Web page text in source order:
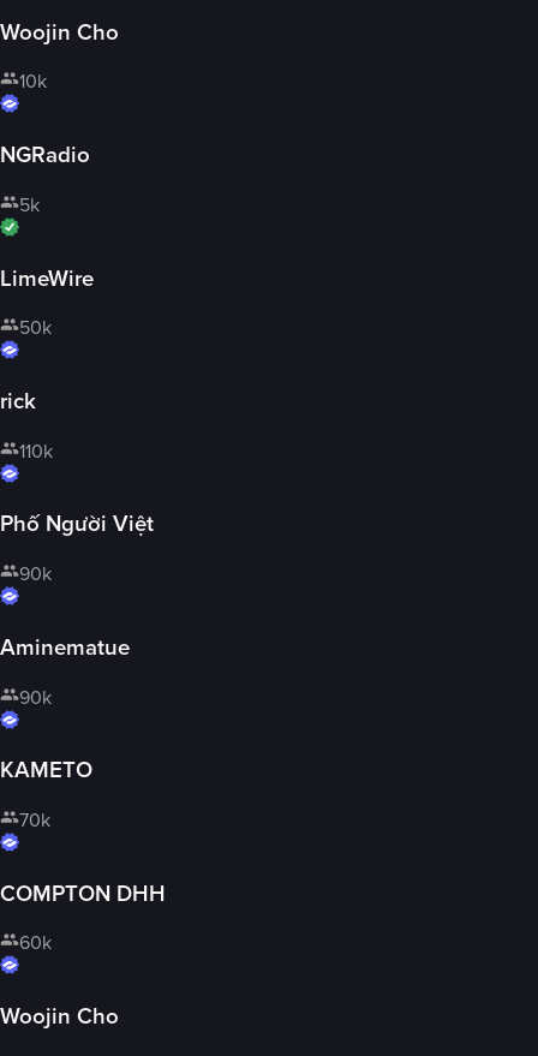
Woojin Cho
10k
NGRadio
5k
LimeWire
50k
rick
110k
Phố Người Việt
90k
Aminematue
90k
KAMETO
70k
COMPTON DHH
60k
Woojin Cho